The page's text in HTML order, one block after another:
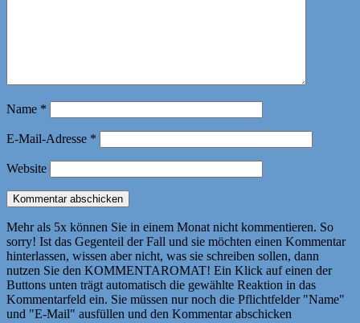
Name *
E-Mail-Adresse *
Website
Mehr als 5x können Sie in einem Monat nicht kommentieren. So
sorry! Ist das Gegenteil der Fall und sie möchten einen Kommentar
hinterlassen, wissen aber nicht, was sie schreiben sollen, dann
nutzen Sie den KOMMENTAROMAT! Ein Klick auf einen der
Buttons unten trägt automatisch die gewählte Reaktion in das
Kommentarfeld ein. Sie müssen nur noch die Pflichtfelder "Name"
und "E-Mail" ausfüllen und den Kommentar abschicken